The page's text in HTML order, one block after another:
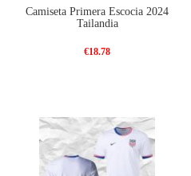
Camiseta Primera Escocia 2024
Tailandia
€18.78